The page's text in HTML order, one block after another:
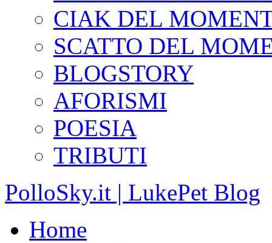
CIAK DEL
SCATTO DEL
BLOGSTORY
AFORISMI
POESIA
TRIBUTI
PolloSky.it | LukePet Blog
Home